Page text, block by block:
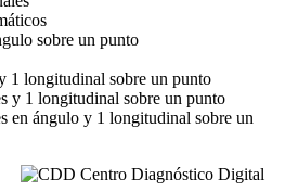
sobre un punto
1 longitudinal sobre un punto
y 1 longitudinal sobre un punto
en ángulo y 1 longitudinal sobre un